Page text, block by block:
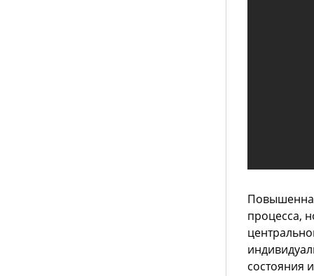
процесса,
состояния